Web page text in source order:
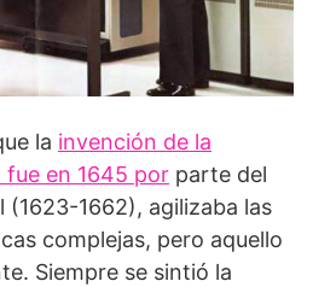
la invención de la
fue en 1645 por parte del
(1623-1662), agilizaba las
complejas, pero aquello
Siempre se sintió la